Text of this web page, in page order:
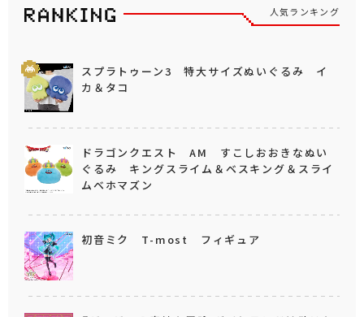
人気ランキング
スプラトゥーン3 特大サイズぬいぐるみ イ
カ＆タコ
ドラゴンクエスト AM すこしおおきなぬい
ぐるみ キングスライム＆ベスキング＆スライ
ムベホマズン
初音ミク T-most フィギュア